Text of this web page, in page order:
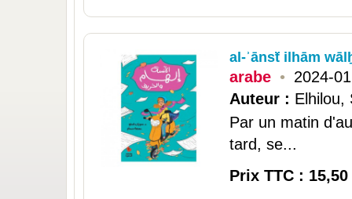
al-ʾānsẗ ilhām
arabe • 2024-01
Auteur : Elhilou,
Par un matin
tard, se...
Prix TTC : 15,50